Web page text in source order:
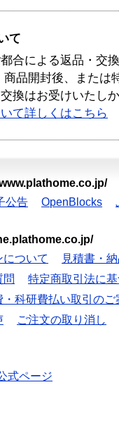
て
合による返品・交
商品開封後、または
換はお受けいたし
て詳しくはこちら
公告 OpenBlocks
ついて
見積書・
問
特定商取引法に
・科研費払い取引のご
ご注文の取り消し
式ページ